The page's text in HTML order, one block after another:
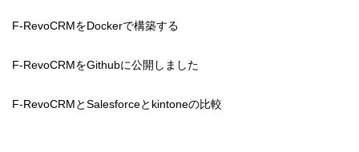
F-RevoCRMをDockerで構築する
F-RevoCRMをGithubに公開しました
F-RevoCRMとSalesforceとkintoneの比較